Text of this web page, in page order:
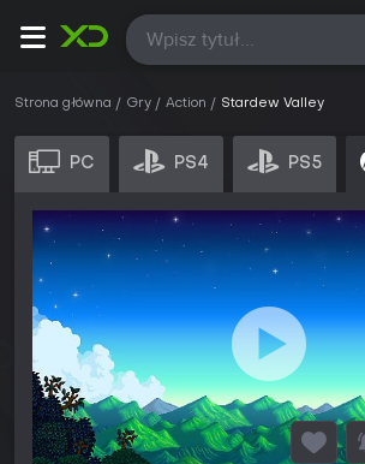
Wszystkie
Strona główna Gry Action Stardew Valley
PC PS4 PS5